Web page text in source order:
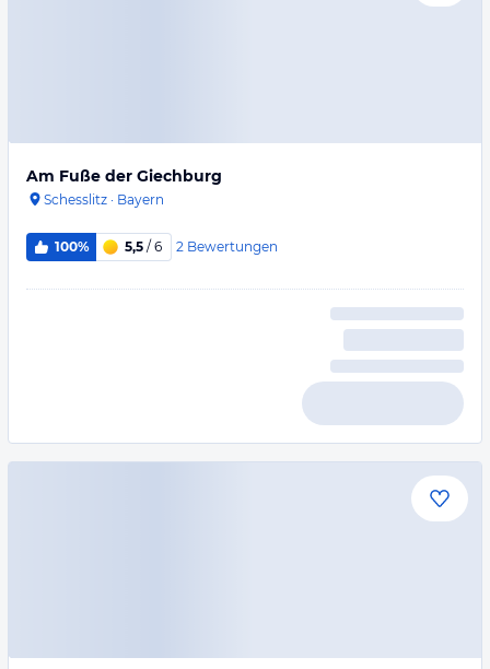
Am Fuße der Giechburg
Schesslitz · Bayern
100% 5,5 / 6 2 Bewertungen